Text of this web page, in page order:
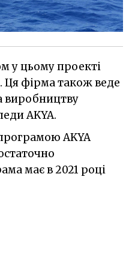
у цьому проекті
Ця фірма також веде
виробництву
AKYA.
AKYA
має в 2021 році